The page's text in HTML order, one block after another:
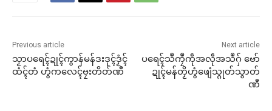
Previous article
သၟာပရေၚ်ဍုၚ်ကွာန်မန်ဒးဒုၚ်ဒၟံၚ်
ထံၚ်တံ ဟွံကလေၚ်ဗၠးတိတ်ဏီ
Next article
ပရေၚ်သဳကၠဳကဵုအလဵုအသဳဂှ် ဗော်
ဍုၚ်မန်တၟိဟွံဖျေံသ္ဂုတ်သွာတ်
ဏီ